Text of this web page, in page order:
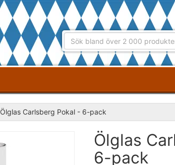
Ölglas Carlsberg Pokal - 6-pack
Ölglas
6-pack